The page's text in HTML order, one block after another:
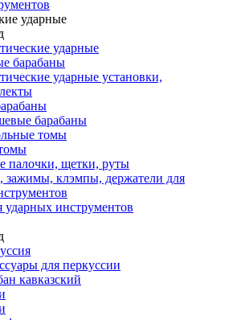
ударные
ударные
барабаны
ударные установки,
барабаны
томы
палочки, щетки, руты
зажимы, клэмпы, держатели для
ударных инструментов
для перкуссии
кавказский